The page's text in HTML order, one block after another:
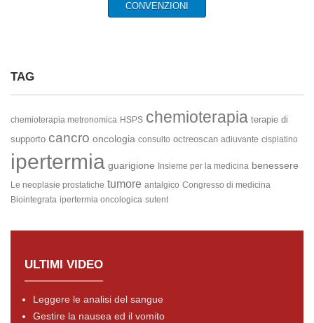
CONVENZIONI
TAG
chemioterapia metronomica HSPS chemioterapia terapie di
supporto cancro oncologia consulto octreoscan adiuvante cisplatino
ipertermia guarigione Insieme per la medicina benessere
Le neoplasie prostatiche tumore antalgico Congresso di medicina
Biointegrata ipertermia oncologica sutent
ULTIMI VIDEO
Leggere le analisi del sangue
Gestire la nausea ed il vomito